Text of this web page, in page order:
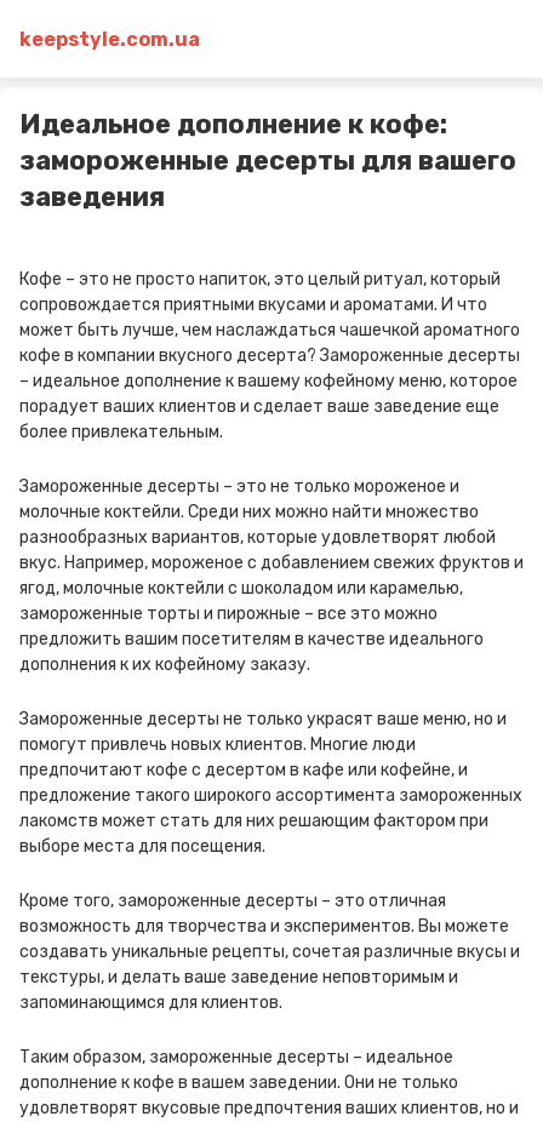
keepstyle.com.ua
Идеальное дополнение к кофе:
замороженные десерты для вашего
заведения
Кофе – это не просто напиток, это целый ритуал, который
сопровождается приятными вкусами и ароматами. И что
может быть лучше, чем наслаждаться чашечкой ароматного
кофе в компании вкусного десерта? Замороженные десерты
– идеальное дополнение к вашему кофейному меню, которое
порадует ваших клиентов и сделает ваше заведение еще
более привлекательным.
Замороженные десерты – это не только мороженое и
молочные коктейли. Среди них можно найти множество
разнообразных вариантов, которые удовлетворят любой
вкус. Например, мороженое с добавлением свежих фруктов и
ягод, молочные коктейли с шоколадом или карамелью,
замороженные торты и пирожные – все это можно
предложить вашим посетителям в качестве идеального
дополнения к их кофейному заказу.
Замороженные десерты не только украсят ваше меню, но и
помогут привлечь новых клиентов. Многие люди
предпочитают кофе с десертом в кафе или кофейне, и
предложение такого широкого ассортимента замороженных
лакомств может стать для них решающим фактором при
выборе места для посещения.
Кроме того, замороженные десерты – это отличная
возможность для творчества и экспериментов. Вы можете
создавать уникальные рецепты, сочетая различные вкусы и
текстуры, и делать ваше заведение неповторимым и
запоминающимся для клиентов.
Таким образом, замороженные десерты – идеальное
дополнение к кофе в вашем заведении. Они не только
удовлетворят вкусовые предпочтения ваших клиентов, но и